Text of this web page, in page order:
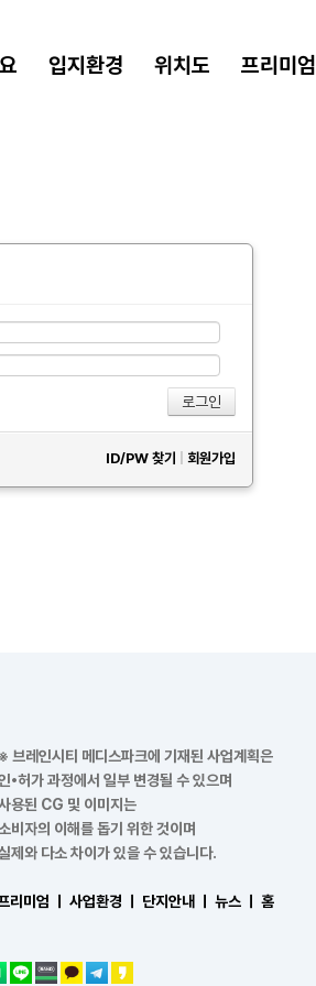
입지환경 위치도 프리미엄
ID/PW 찾기 회원가입
※ 브레인시티 메디스파크에 기재된 사업계획은
•허가 과정에서 일부 변경될 수 있으며
용된 CG 및 이미지는
소비자의 이해를 돕기 위한 것이며
제와 다소 차이가 있을 수 있습니다.
리미엄 ㅣ 사업환경 ㅣ 단지안내 ㅣ 뉴스 ㅣ 홈